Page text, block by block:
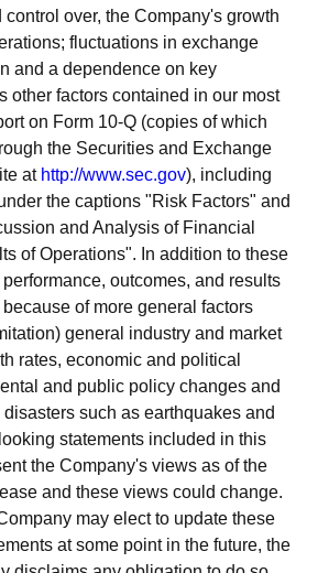
control over, the Company's growth
fluctuations in exchange
and a dependence on key
other factors contained in our most
on Form 10-Q (copies of which
the Securities and Exchange
at http://www.sec.gov), including
the captions "Risk Factors" and
and Analysis of Financial
of Operations". In addition to these
outcomes, and results
of more general factors
general industry and market
rates, economic and political
and public policy changes and
such as earthquakes and
statements included in this
the Company's views as of the
and these views could change.
may elect to update these
at some point in the future, the